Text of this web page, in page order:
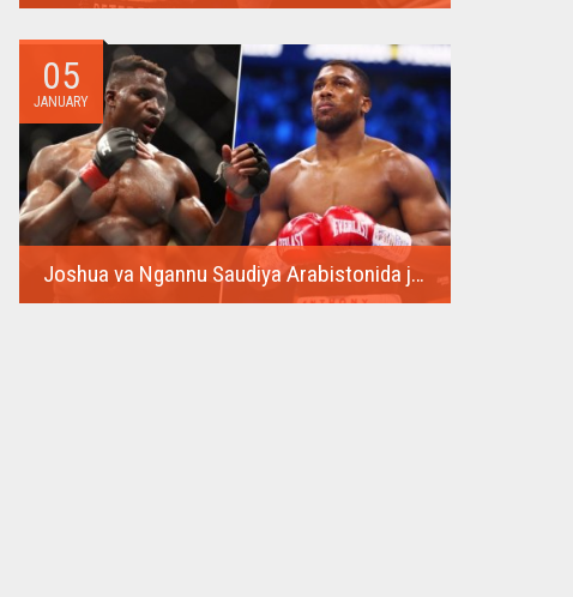
yanvardan 14...
05
JANUARY
Joshua va Ngannu Saudiya Arabistonida jang qilishadi